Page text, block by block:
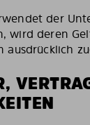
der
wird deren